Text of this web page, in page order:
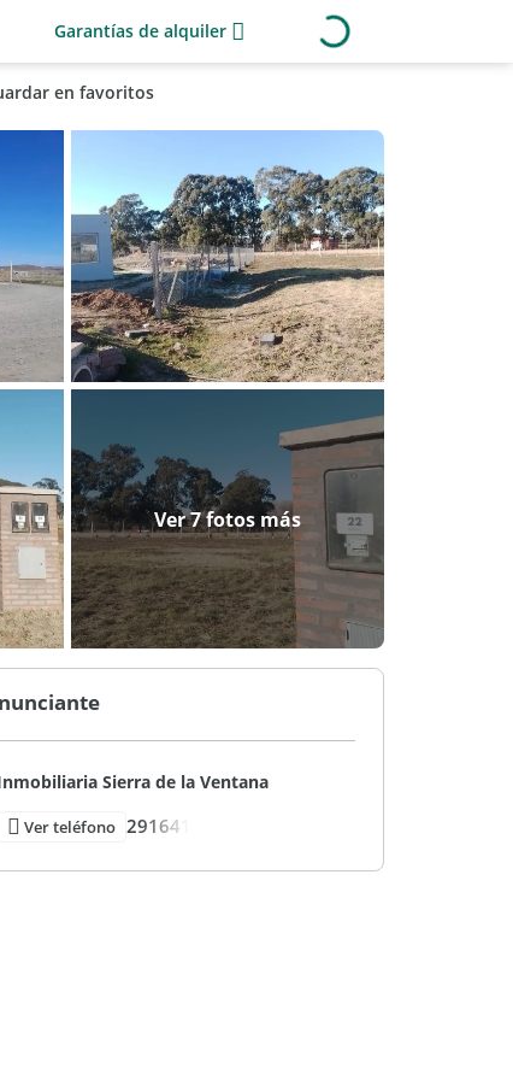
Garantías de alquiler
en favoritos
Ver 7 fotos más
Sierra de la Ventana
Ver teléfono 291641